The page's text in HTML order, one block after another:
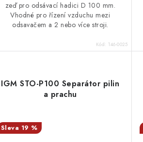
zeď pro odsávací hadici D 100 mm.
Vhodné pro řízení vzduchu mezi
odsavačem a 2 nebo více stroji.
Kód: 146-0025
IGM STO-P100 Separátor pilin
a prachu
19 %